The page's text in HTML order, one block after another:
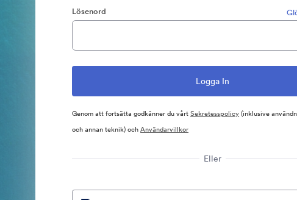
Lösenord
Genom att fortsätta godkänner du vårtSekretesspolicy(inklusive
och annan teknik) ochAnvändarvillkor
Eller